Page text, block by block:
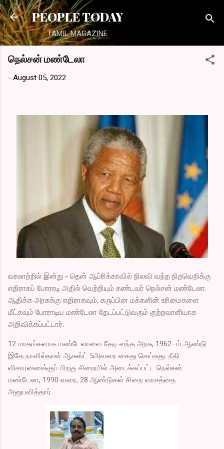
Skip to main content
PEOPLE TODAY
TAMIL MAGAZINE
நெல்சன் மண்டேலா
- August 05, 2022
வரலாற்றில் இன்று - தென் ஆப்ரிக்காவில் நிலவி வந்த நிறவெறிக்கு
எதிராகப் போராடி அதில் வெற்றியும் கண்டவர் நெல்சன் மண்டேலா.
ஆதிக்க அரசுக்கு எதிராகவும், கருப்பின மக்களின் உரிமைகளை
மீட்கவும் போராடிய மண்டேலா தேடப்பட்டுவரும் குற்றவாளியாக
அறிவிக்கப்பட்டார்.
12 மாதங்களாக மண்டேலாவை தேடி வந்த அரசு, 1962- ம் ஆண்டு
இதே நாளில்தான் ஆகஸ்ட் 5அவரை கைது செய்தது. நீதி
விசாரணைக்குப் பிறகு சிறையில் அடைக்கப்பட்ட நெல்சன்
மண்டேலா, 1990 வரை, 28 ஆண்டுகள் சிறை வாசத்தை
அனுபவித்தார்.